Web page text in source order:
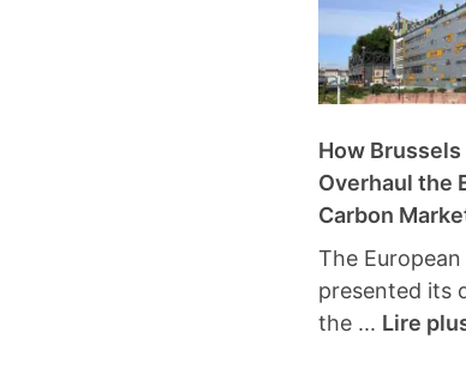
How
Overhaul the
Carbon
The
presented its
the ... Lire